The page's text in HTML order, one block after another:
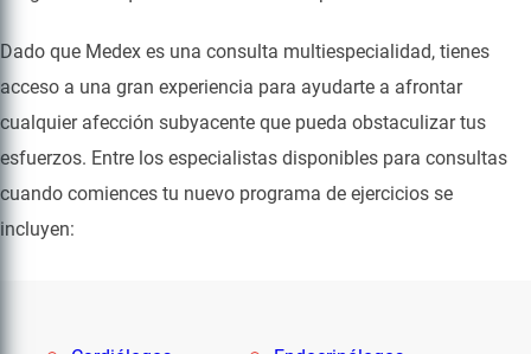
Dado que Medex es una consulta multiespecialidad, tienes
acceso a una gran experiencia para ayudarte a afrontar
cualquier afección subyacente que pueda obstaculizar tus
esfuerzos. Entre los especialistas disponibles para consultas
cuando comiences tu nuevo programa de ejercicios se
incluyen: